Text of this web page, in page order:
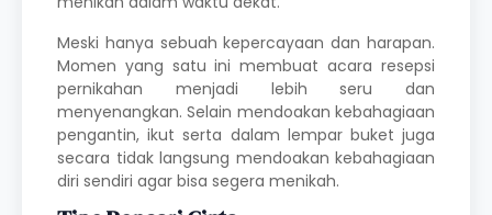
Meski hanya sebuah kepercayaan dan harapan.
Momen yang satu ini membuat acara resepsi
pernikahan menjadi lebih seru dan
menyenangkan. Selain mendoakan kebahagiaan
pengantin, ikut serta dalam lempar buket juga
secara tidak langsung mendoakan kebahagiaan
diri sendiri agar bisa segera menikah.